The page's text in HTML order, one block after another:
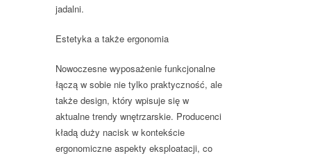
jadalni.
Estetyka a także ergonomia
Nowoczesne wyposażenie funkcjonalne
łączą w sobie nie tylko praktyczność, ale
także design, który wpisuje się w
aktualne trendy wnętrzarskie. Producenci
kładą duży nacisk w kontekście
ergonomiczne aspekty eksploatacji, co